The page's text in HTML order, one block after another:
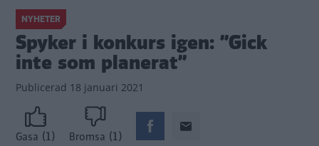
NYHETER
Spyker i konkurs igen: ”Gick
inte som planerat”
Publicerad 18 januari 2021
Gasa (1) Bromsa (1)